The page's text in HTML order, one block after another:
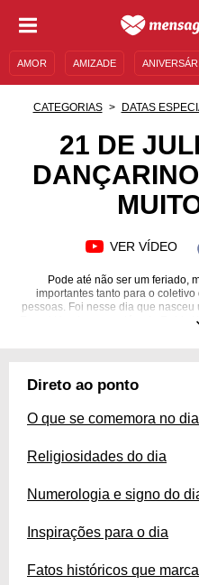
AMOR AMIZADE
MENSAGENS E FRASES
FAMOSOS
CATEGORIAS DATAS
21 DE
VER VÍDEO
Pode até não ser um feriado,
importantes tanto para o
pessoas. Foi nesse dia que
Ernest Hemingway; além de Robin
outras curiosidades que
Direto ao ponto
O que se comemora no
Religiosidades do dia
Numerologia e signo do
Inspirações para o dia
Fatos históricos que